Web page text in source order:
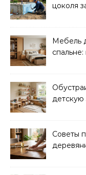
цоколя
Мебель
детскую
Советы